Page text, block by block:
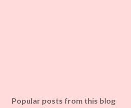
Popular posts from this blog